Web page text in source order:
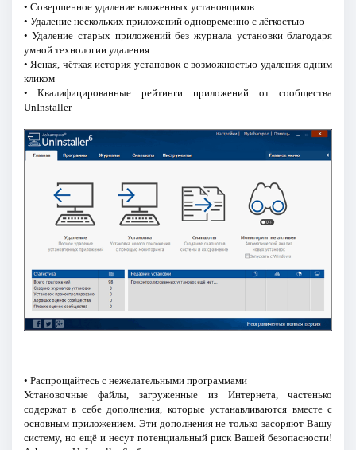
• Совершенное удаление вложенных установщиков
• Удаление нескольких приложений одновременно с лёгкостью
• Удаление старых приложений без журнала установки благодаря
умной технологии удаления
• Ясная, чёткая история установок с возможностью удаления одним
кликом
• Квалифицированные рейтинги приложений от сообщества
UnInstaller
• Распрощайтесь с нежелательными программами
Установочные файлы, загруженные из Интернета, частенько
содержат в себе дополнения, которые устанавливаются вместе с
основным приложением. Эти дополнения не только засоряют Вашу
систему, но ещё и несут потенциальный риск Вашей безопасности!